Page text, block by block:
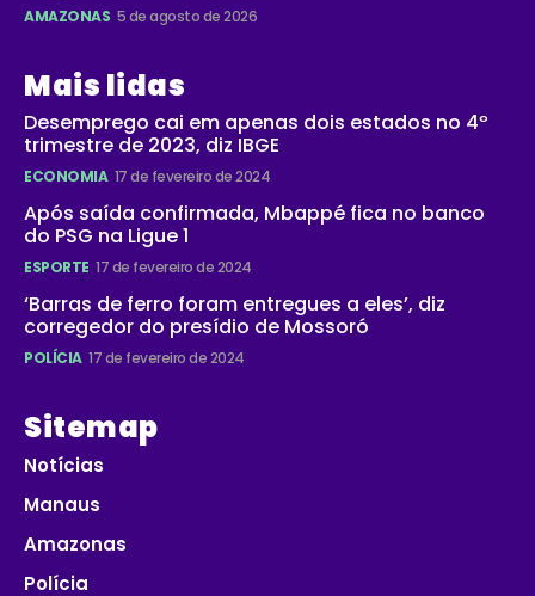
AMAZONAS 5 de agosto de 2026
Mais lidas
Desemprego cai em apenas dois estados no 4º
trimestre de 2023, diz IBGE
ECONOMIA 17 de fevereiro de 2024
Após saída confirmada, Mbappé fica no banco
do PSG na Ligue 1
ESPORTE 17 de fevereiro de 2024
‘Barras de ferro foram entregues a eles’, diz
corregedor do presídio de Mossoró
POLÍCIA 17 de fevereiro de 2024
Sitemap
Notícias
Manaus
Amazonas
Polícia